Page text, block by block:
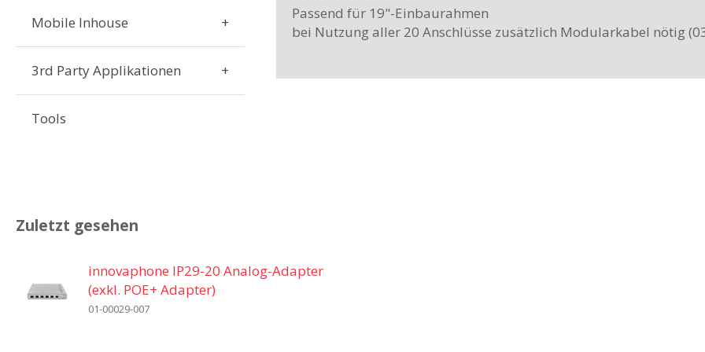
Mobile Inhouse
3rd Party Applikationen
Tools
Passend für 19"-Einbaurahmen
bei Nutzung aller 20 Anschlüsse zusätzlich Modularkabel nötig
Zuletzt gesehen
innovaphone IP29-20 Analog-Adapter
(exkl. POE+ Adapter)
01-00029-007